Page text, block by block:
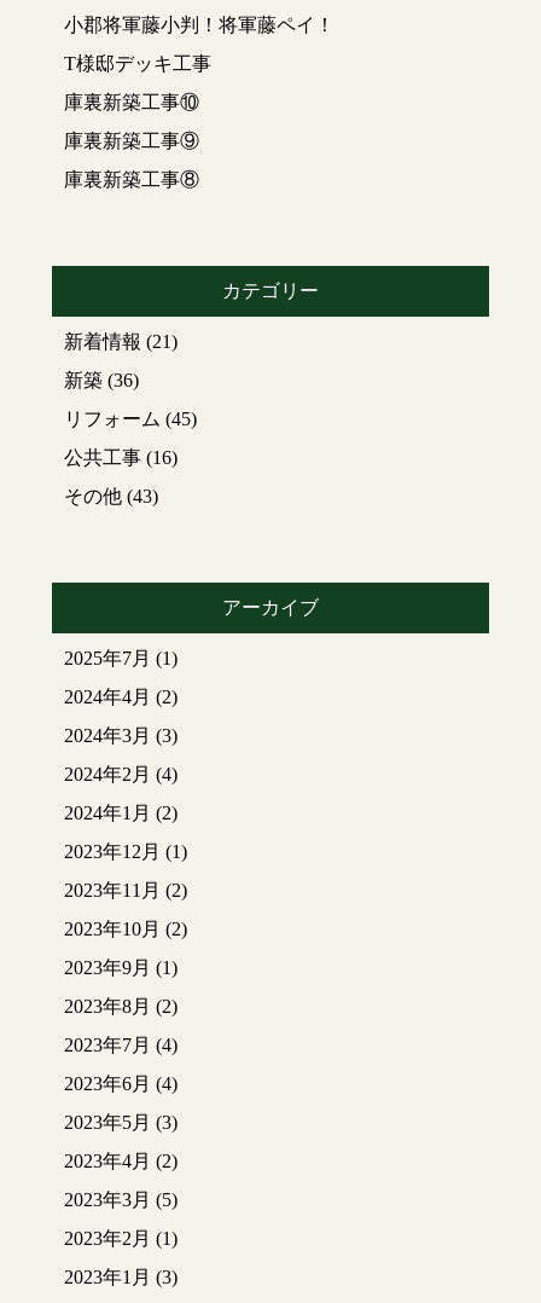
小郡将軍藤小判！将軍藤ペイ！
T様邸デッキ工事
庫裏新築工事⑩
庫裏新築工事⑨
庫裏新築工事⑧
カテゴリー
新着情報 (21)
新築(36)
リフォーム (45)
公共工事(16)
その他(43)
アーカイブ
2025年7月 (1)
2024年4月 (2)
2024年3月 (3)
2024年2月 (4)
2024年1月 (2)
2023年12月 (1)
2023年11月 (2)
2023年10月 (2)
2023年9月 (1)
2023年8月 (2)
2023年7月 (4)
2023年6月 (4)
2023年5月 (3)
2023年4月 (2)
2023年3月 (5)
2023年2月 (1)
2023年1月 (3)